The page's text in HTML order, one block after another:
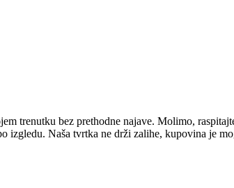
trenutku bez prethodne najave. Molimo,
Naša tvrtka ne drži zalihe, kupovina je